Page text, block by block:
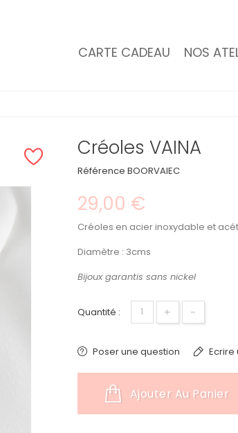
CARTE CADEAU NOS
Créoles VAINA
Référence BOORVAIEC
29,00 €
Créoles en acier inoxydable et
Diamètre : 3cms
Bijoux garantis sans nickel
Quantité : + -
Poser une question Ecrire
Ajouter Au Panier